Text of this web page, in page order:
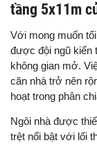
tầng 5x11m
Với mong muốn
được đội ngũ kiến
không gian mở.
căn nhà trở nên
hoạt trong phân
Ngôi nhà được
trệt nổi bật với lối